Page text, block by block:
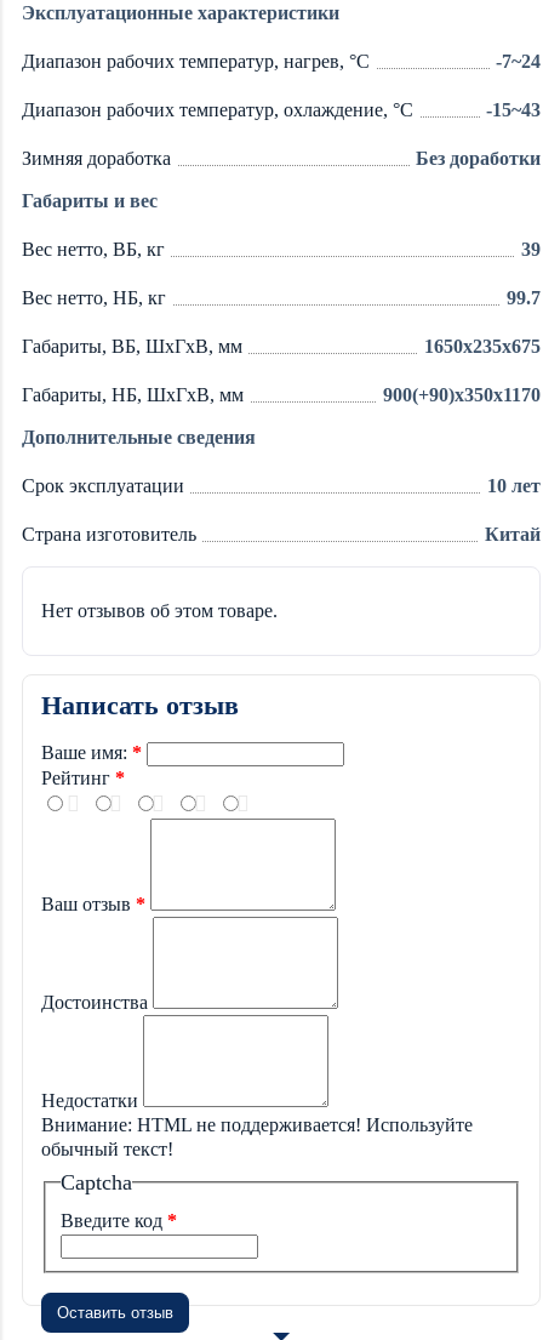
Эксплуатационные характеристики
Диапазон рабочих температур, нагрев, °C -7~24
Диапазон рабочих температур, охлаждение, °C -15~43
Зимняя доработка Без доработки
Габариты и вес
Вес нетто, ВБ, кг 39
Вес нетто, НБ, кг 99.7
Габариты, ВБ, ШхГхВ, мм 1650х235х675
Габариты, НБ, ШхГхВ, мм 900(+90)x350x1170
Дополнительные сведения
Срок эксплуатации 10 лет
Страна изготовитель Китай
Нет отзывов об этом товаре.
Написать отзыв
Ваше имя:
Рейтинг
Ваш отзыв
Достоинства
Недостатки
Внимание: HTML не поддерживается! Используйте
обычный текст!
Captcha
Введите код
Оставить отзыв